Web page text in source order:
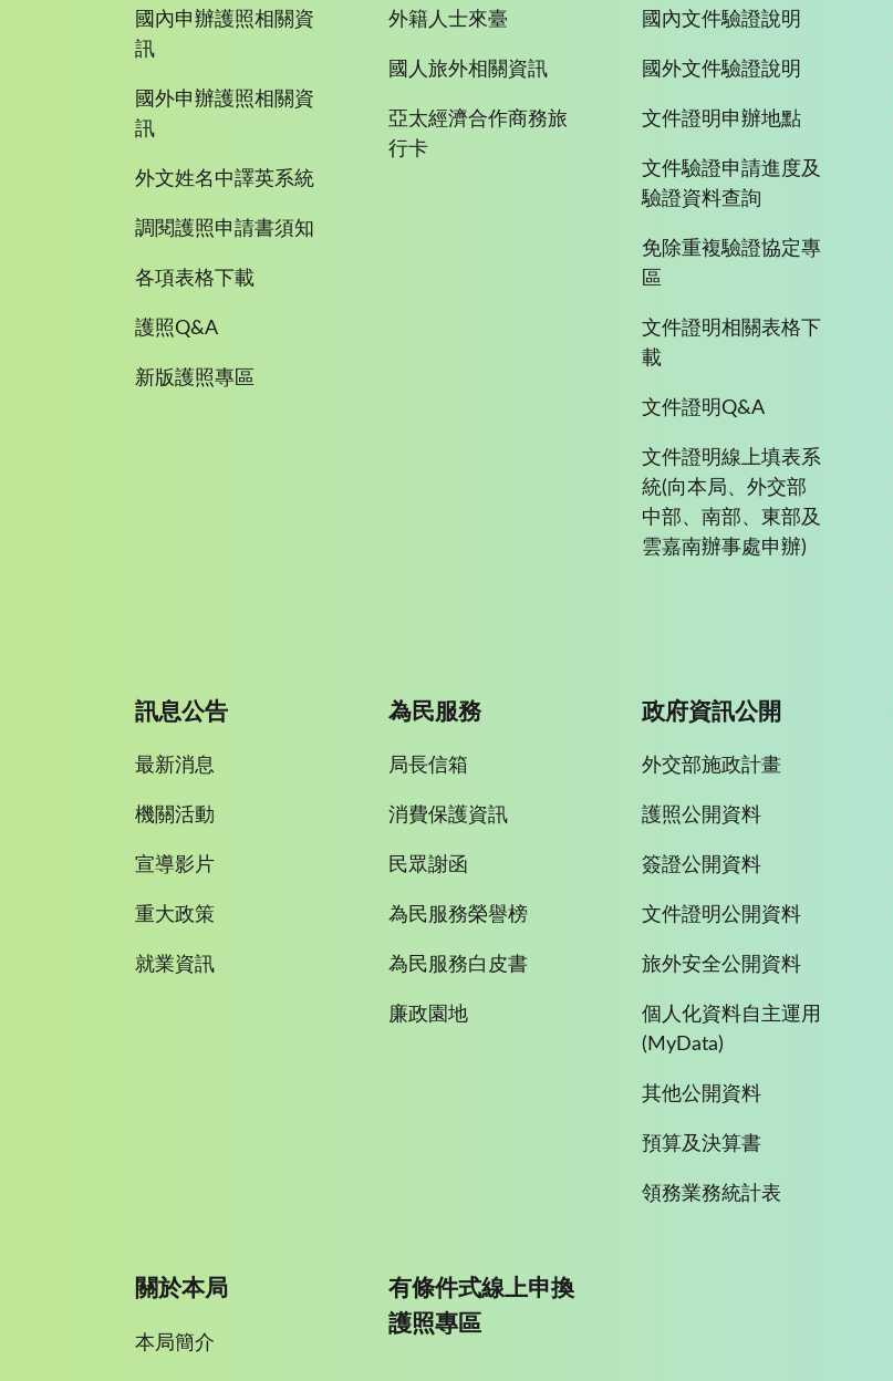
國內申辦護照相關資
訊
國外申辦護照相關資
訊
外文姓名中譯英系統
調閱護照申請書須知
各項表格下載
護照Q&A
新版護照專區
外籍人士來臺
國人旅外相關資訊
亞太經濟合作商務旅
行卡
國內文件驗證說明
國外文件驗證說明
文件證明申辦地點
文件驗證申請進度及
驗證資料查詢
免除重複驗證協定專
區
文件證明相關表格下
載
文件證明Q&A
文件證明線上填表系
統(向本局、外交部
中部、南部、東部及
雲嘉南辦事處申辦)
訊息公告
最新消息
機關活動
宣導影片
重大政策
就業資訊
為民服務
局長信箱
消費保護資訊
民眾謝函
為民服務榮譽榜
為民服務白皮書
廉政園地
政府資訊公開
外交部施政計畫
護照公開資料
簽證公開資料
文件證明公開資料
旅外安全公開資料
個人化資料自主運用
(MyData)
其他公開資料
預算及決算書
領務業務統計表
關於本局
本局簡介
有條件式線上申換
護照專區